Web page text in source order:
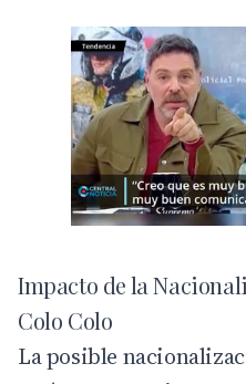
Impacto de la
Colo Colo
La posible